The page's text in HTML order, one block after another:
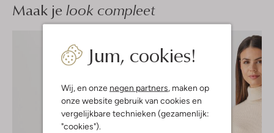
Jum, cookies!
Wij, en onze negen partners, maken op
onze website gebruik van cookies en
vergelijkbare technieken (gezamenlijk:
"cookies").
Maak je look compleet